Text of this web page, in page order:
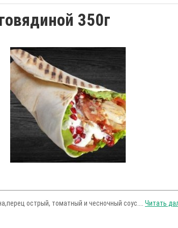
350г
острый, томатный и чесночный соус.... Читать